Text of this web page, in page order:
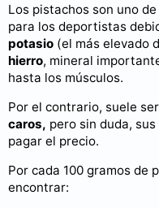
Los pistachos son uno
para los deportistas
potasio (el más elevado
hierro, mineral
hasta los músculos.
Por el contrario, suele ser
caros, pero sin duda,
pagar el precio.
Por cada 100 gramos de
encontrar: